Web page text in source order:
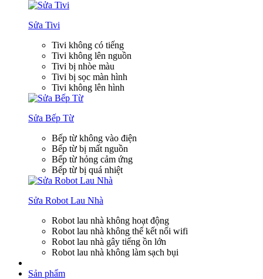
Sửa Tivi
Tivi không có tiếng
Tivi không lên nguồn
Tivi bị nhòe màu
Tivi bị sọc màn hình
Tivi không lên hình
Sửa Bếp Từ
Bếp từ không vào điện
Bếp từ bị mất nguồn
Bếp từ hỏng cảm ứng
Bếp từ bị quá nhiệt
Sửa Robot Lau Nhà
Robot lau nhà không hoạt động
Robot lau nhà không thể kết nối wifi
Robot lau nhà gây tiếng ồn lớn
Robot lau nhà không làm sạch bụi
Sản phẩm